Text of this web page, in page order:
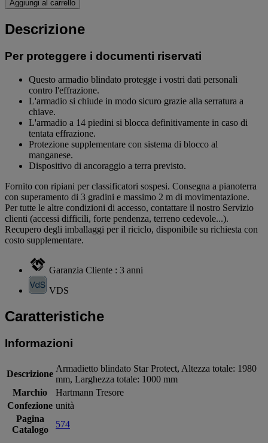
Aggiungi al carrello
Descrizione
Per proteggere i documenti riservati
Questo armadio blindato protegge i vostri dati personali
contro l'effrazione.
L'armadio si chiude in modo sicuro grazie alla serratura a
chiave.
L'armadio a 14 piedini si blocca definitivamente in caso di
tentata effrazione.
Protezione supplementare con sistema di blocco al
manganese.
Dispositivo di ancoraggio a terra previsto.
Fornito con ripiani per classificatori sospesi. Consegna a pianoterra
con superamento di 3 gradini e massimo 2 m di movimentazione.
Per tutte le altre condizioni di accesso, contattare il nostro Servizio
clienti (accessi difficili, forte pendenza, terreno cedevole...).
Recupero degli imballaggi per il riciclo, disponibile su richiesta con
costo supplementare.
Garanzia Cliente : 3 anni
VDS
Caratteristiche
Informazioni
Descrizione
Armadietto blindato Star Protect, Altezza totale: 1980
mm, Larghezza totale: 1000 mm
Marchio
Hartmann Tresore
Confezione unità
Pagina
Catalogo
574